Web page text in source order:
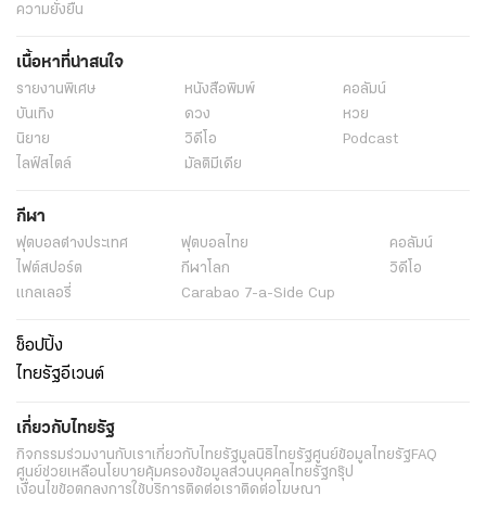
ความยั่งยืน
เนื้อหาที่น่าสนใจ
รายงานพิเศษ หนังสือพิมพ์
คอลัมน์
บันเทิง
ดวง
หวย
นิยาย
วิดีโอ
Podcast
ไลฟ์สไตล์
มัลติมีเดีย
กีฬา
ฟุตบอลต่่างประเทศ ฟุตบอลไทย
คอลัมน์
ไฟต์สปอร์ต
กีฬาโลก
วิดีโอ
แกลเลอรี่
Carabao 7-a-Side Cup
ช็อปปิ้ง
ไทยรัฐอีเวนต์
เกี่ยวกับไทยรัฐ
กิจกรรมร่วมงานกับเราเกี่ยวกับไทยรัฐมูลนิธิไทยรัฐศูนย์ข้อมูลไทยรัฐ FAQ
ศูนย์ช่วยเหลือนโยบายคุ้มครองข้อมูลส่วนบุคคลไทยรัฐกรุ๊ป
เงื่อนไขข้อตกลงการใช้บริการติดต่อเราติดต่อโฆษณา